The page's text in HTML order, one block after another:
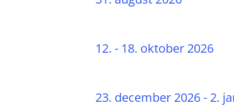
12. - 18. oktober 2026
23. december 2026 - 2.